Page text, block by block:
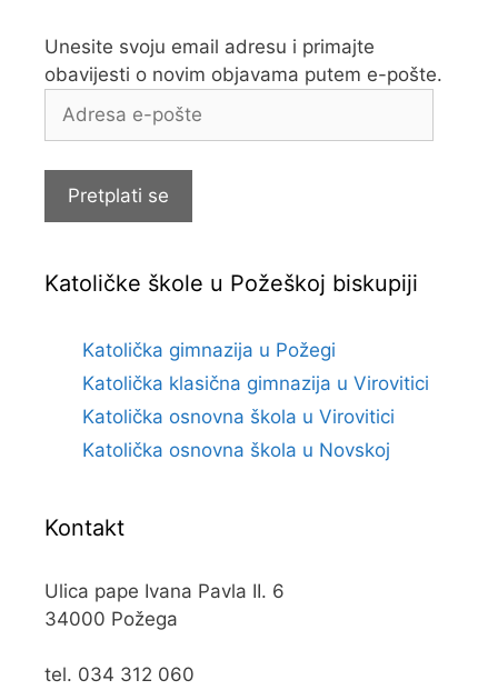
Unesite svoju email adresu i primajte
obavijesti o novim objavama putem e-pošte.
Adresa
Pretplati se
Katoličke škole u Požeškoj biskupiji
Katolička gimnazija u Požegi
Katolička klasična gimnazija u Virovitici
Katolička osnovna škola u Virovitici
Katolička osnovna škola u Novskoj
Kontakt
Ulica pape Ivana Pavla II. 6
34000 Požega
tel. 034 312 060